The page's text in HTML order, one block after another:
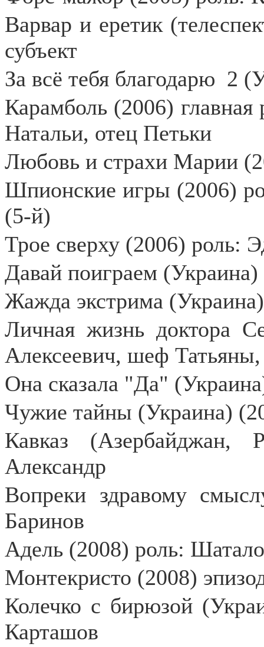
Варвар и еретик
субъект
За всё тебя благодарю 2
Карамболь (2006)
Натальи, отец Петьки
Любовь и страхи Марии
Шпионские игры (2006)
(5-й)
Трое сверху (2006) роль:
Давай поиграем
Жажда экстрима
Личная жизнь доктора
Алексеевич, шеф
Она сказала "Да"
Чужие тайны (Украина)
Кавказ (Азербайджан,
Александр
Вопреки здравому
Баринов
Адель (2008) роль:
Монтекристо (2008)
Колечко с бирюзой
Карташов